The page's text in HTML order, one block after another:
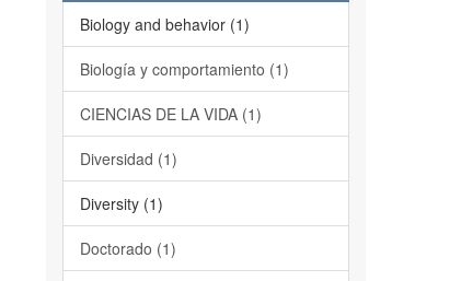
Biology and behavior (1)
Biología y comportamiento (1)
CIENCIAS DE LA VIDA (1)
Diversidad (1)
Diversity (1)
Doctorado (1)